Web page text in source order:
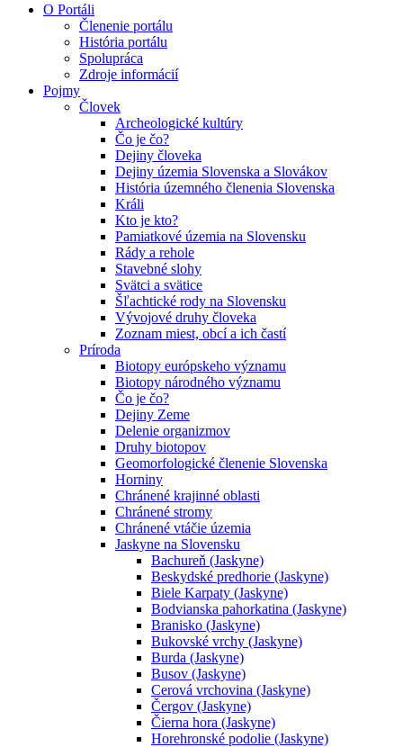
O Portáli
Členenie portálu
História portálu
Spolupráca
Zdroje informácií
Pojmy
Človek
Archeologické kultúry
Čo je čo?
Dejiny človeka
Dejiny územia Slovenska a Slovákov
História územného členenia Slovenska
Králi
Kto je kto?
Pamiatkové územia na Slovensku
Rády a rehole
Stavebné slohy
Svätci a svätice
Šľachtické rody na Slovensku
Vývojové druhy človeka
Zoznam miest, obcí a ich častí
Príroda
Biotopy európskeho významu
Biotopy národného významu
Čo je čo?
Dejiny Zeme
Delenie organizmov
Druhy biotopov
Geomorfologické členenie Slovenska
Horniny
Chránené krajinné oblasti
Chránené stromy
Chránené vtáčie územia
Jaskyne na Slovensku
Bachureň (Jaskyne)
Beskydské predhorie (Jaskyne)
Biele Karpaty (Jaskyne)
Bodvianska pahorkatina (Jaskyne)
Branisko (Jaskyne)
Bukovské vrchy (Jaskyne)
Burda (Jaskyne)
Busov (Jaskyne)
Cerová vrchovina (Jaskyne)
Čergov (Jaskyne)
Čierna hora (Jaskyne)
Horehronské podolie (Jaskyne)